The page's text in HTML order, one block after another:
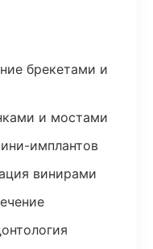
брекетами и
и мостами
имплантов
винирами